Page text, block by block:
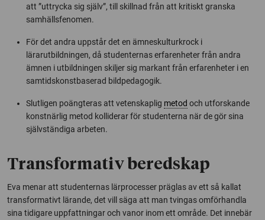
att ”uttrycka sig själv”, till skillnad från att kritiskt granska
samhällsfenomen.
För det andra uppstår det en ämneskulturkrock i
lärarutbildningen, då studenternas erfarenheter från andra
ämnen i utbildningen skiljer sig markant från erfarenheter i en
samtidskonstbaserad bildpedagogik.
Slutligen poängteras att vetenskaplig metod och utforskande
konstnärlig metod kolliderar för studenterna när de gör sina
självständiga arbeten.
Transformativ beredskap
Eva menar att studenternas lärprocesser präglas av ett så kallat
transformativt lärande, det vill säga att man tvingas omförhandla
sina tidigare uppfattningar och vanor inom ett område. Det innebär